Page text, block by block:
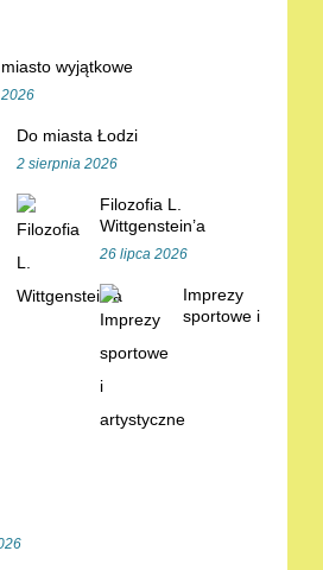
wyjątkowe
Do miasta Łodzi
2 sierpnia 2026
Filozofia L.
Wittgenstein’a
26 lipca 2026
Imprezy
sportowe i